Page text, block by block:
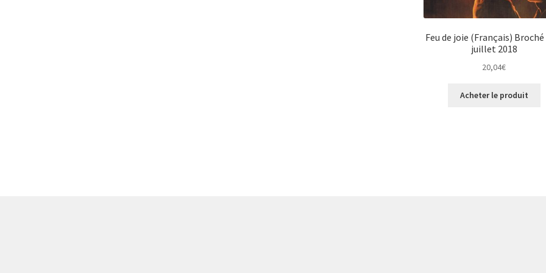
Feu de joie (Français) Broché
juillet 2018
20,04€
Acheter le produit